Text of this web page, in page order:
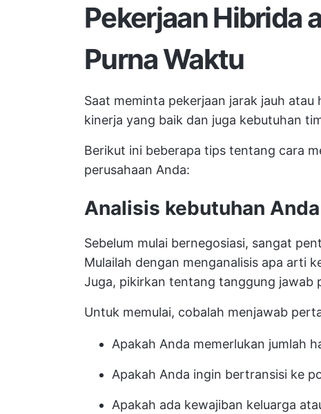
Pekerjaan Hibrida
Purna Waktu
Saat meminta pekerjaan jarak jauh
kinerja yang baik dan juga kebutuhan
Berikut ini beberapa tips tentang cara
perusahaan Anda:
Analisis kebutuhan Anda
Sebelum mulai bernegosiasi, sangat
Mulailah dengan menganalisis apa arti
Juga, pikirkan tentang tanggung jawab
Untuk memulai, cobalah menjawab
Apakah Anda memerlukan jumlah
Apakah Anda ingin bertransisi ke
Apakah ada kewajiban keluarga